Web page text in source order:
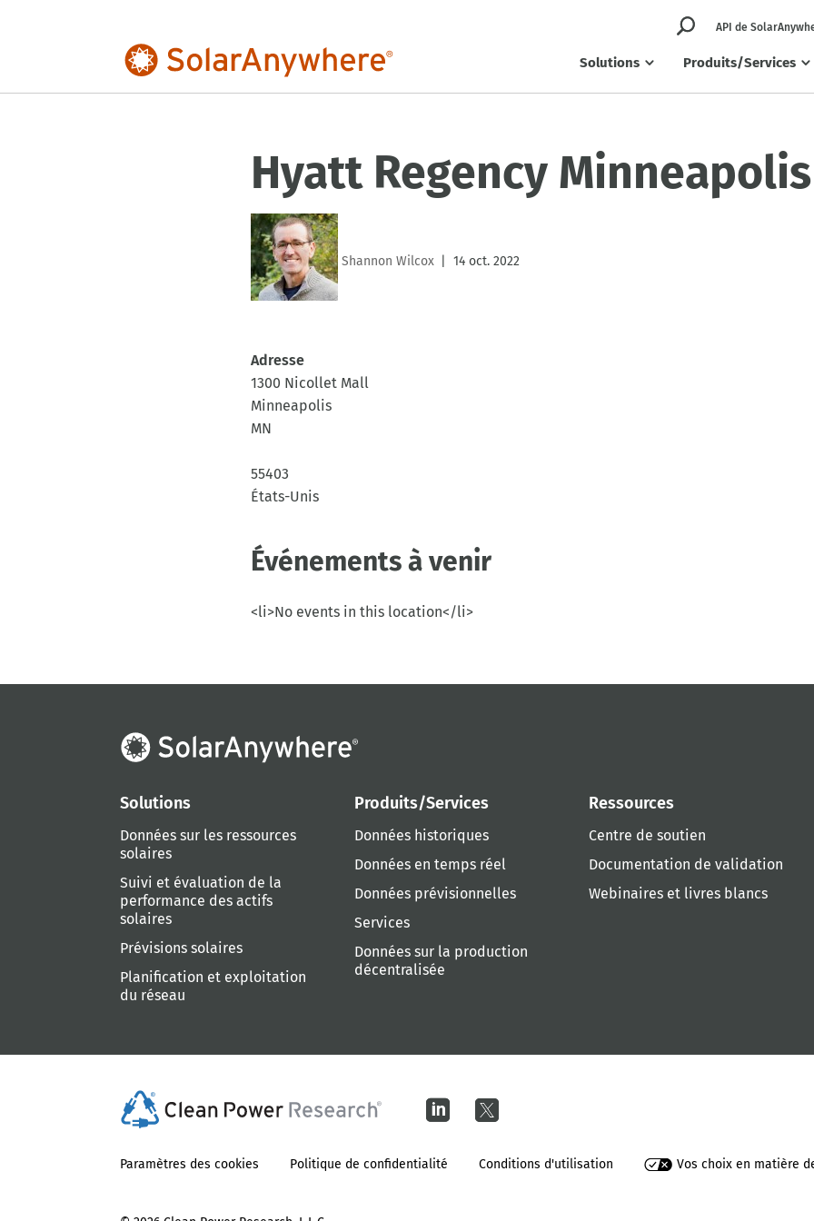
API de
Solutions Produits/Services
Hyatt Regency Minneapolis
Shannon Wilcox 14 oct. 2022
Adresse
1300 Nicollet Mall
Minneapolis
MN
55403
États-Unis
Événements à venir
<li>No events in this location</li>
Solutions
Données sur les ressources
solaires
Suivi et évaluation de la
performance des actifs
solaires
Prévisions solaires
Planification et exploitation
du réseau
Produits/Services
Données historiques
Données en temps réel
Données prévisionnelles
Services
Données sur la production
décentralisée
Ressources
Centre de soutien
Documentation de validation
Webinaires et livres blancs
Paramètres des cookies Politique de confidentialité Conditions d'utilisation Vos choix en matière